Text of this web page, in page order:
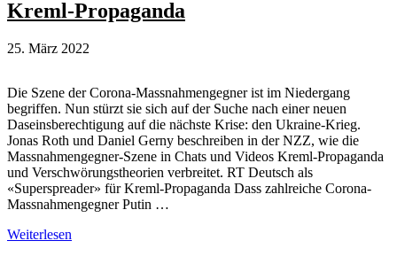
von
Propaganda-
Kreml-Propaganda
25. März 2022
Die Szene der Corona-Massnahmengegner ist im Niedergang
begriffen. Nun stürzt sie sich auf der Suche nach einer neuen
Daseinsberechtigung auf die nächste Krise: den Ukraine-Krieg.
Jonas Roth und Daniel Gerny beschreiben in der NZZ, wie die
Massnahmengegner-Szene in Chats und Videos Kreml-Propaganda
und Verschwörungstheorien verbreitet. RT Deutsch als
«Superspreader» für Kreml-Propaganda Dass zahlreiche Corona-
Massnahmengegner Putin …
Corona-
Weiterlesen